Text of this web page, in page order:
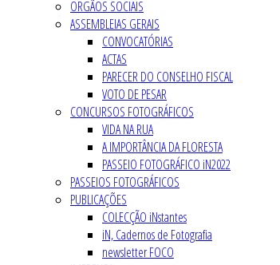
ORGÃOS SOCIAIS
ASSEMBLEIAS GERAIS
CONVOCATÓRIAS
ACTAS
PARECER DO CONSELHO FISCAL
VOTO DE PESAR
CONCURSOS FOTOGRÁFICOS
VIDA NA RUA
A IMPORTÂNCIA DA FLORESTA
PASSEIO FOTOGRÁFICO iN2022
PASSEIOS FOTOGRÁFICOS
PUBLICAÇÕES
COLECÇÃO iNstantes
iN, Cadernos de Fotografia
newsletter FOCO